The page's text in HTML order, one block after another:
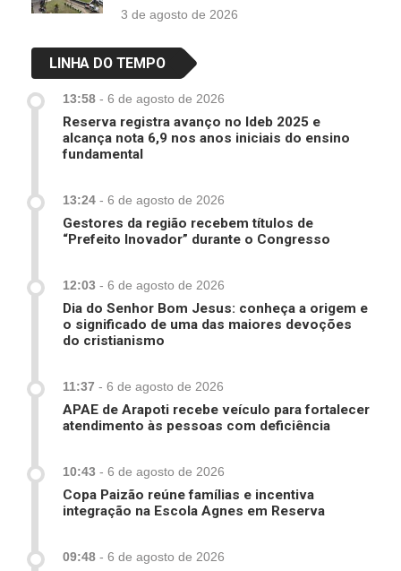
3 de agosto de 2026
LINHA DO TEMPO
13:58 - 6 de agosto de 2026
Reserva registra avanço no Ideb 2025 e
alcança nota 6,9 nos anos iniciais do ensino
fundamental
13:24 - 6 de agosto de 2026
Gestores da região recebem títulos de
“Prefeito Inovador” durante o Congresso
12:03 - 6 de agosto de 2026
Dia do Senhor Bom Jesus: conheça a origem e
o significado de uma das maiores devoções
do cristianismo
11:37 - 6 de agosto de 2026
APAE de Arapoti recebe veículo para fortalecer
atendimento às pessoas com deficiência
10:43 - 6 de agosto de 2026
Copa Paizão reúne famílias e incentiva
integração na Escola Agnes em Reserva
09:48 - 6 de agosto de 2026